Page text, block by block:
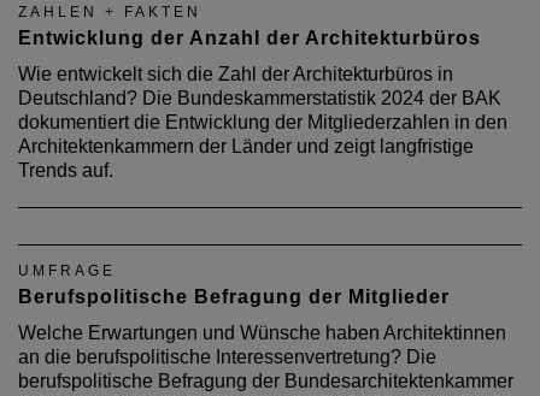
ZAHLEN + FAKTEN
Entwicklung der Anzahl der Architekturbüros
Wie entwickelt sich die Zahl der Architekturbüros in
Deutschland? Die Bundeskammerstatistik 2024 der BAK
dokumentiert die Entwicklung der Mitgliederzahlen in den
Architektenkammern der Länder und zeigt langfristige
Trends auf.
UMFRAGE
Berufspolitische Befragung der Mitglieder
Welche Erwartungen und Wünsche haben Architektinnen
an die berufspolitische Interessenvertretung? Die
berufspolitische Befragung der Bundesarchitektenkammer